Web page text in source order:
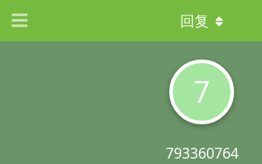
7
793360764
回复